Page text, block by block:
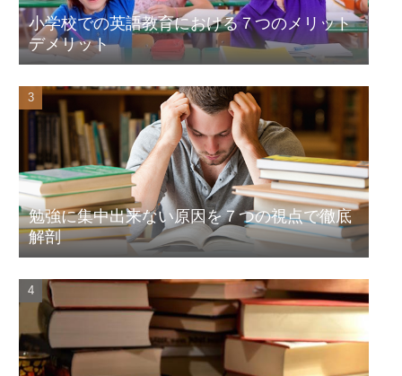
小学校での英語教育における７つのメリット
デメリット
勉強に集中出来ない原因を７つの視点で徹底
解剖